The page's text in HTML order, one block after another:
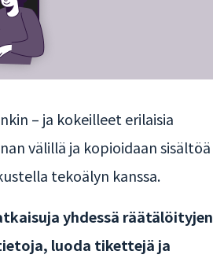
– ja kokeilleet erilaisia
välillä ja kopioidaan sisältöä
tekoälyn kanssa.
yhdessä räätälöityjen
luoda tikettejä ja